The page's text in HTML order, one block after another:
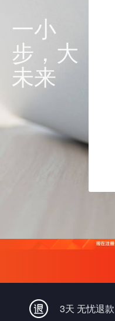
一小
步，大
未来
3天 无忧退款